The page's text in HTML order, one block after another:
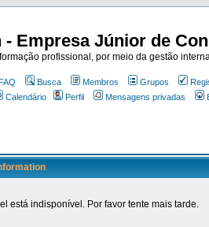
- Empresa Júnior de
profissional, por meio da gestão
Busca Membros Grupos
Calendário
Perfil Mensagens privadas
está indisponível. Por favor tente mais tarde.